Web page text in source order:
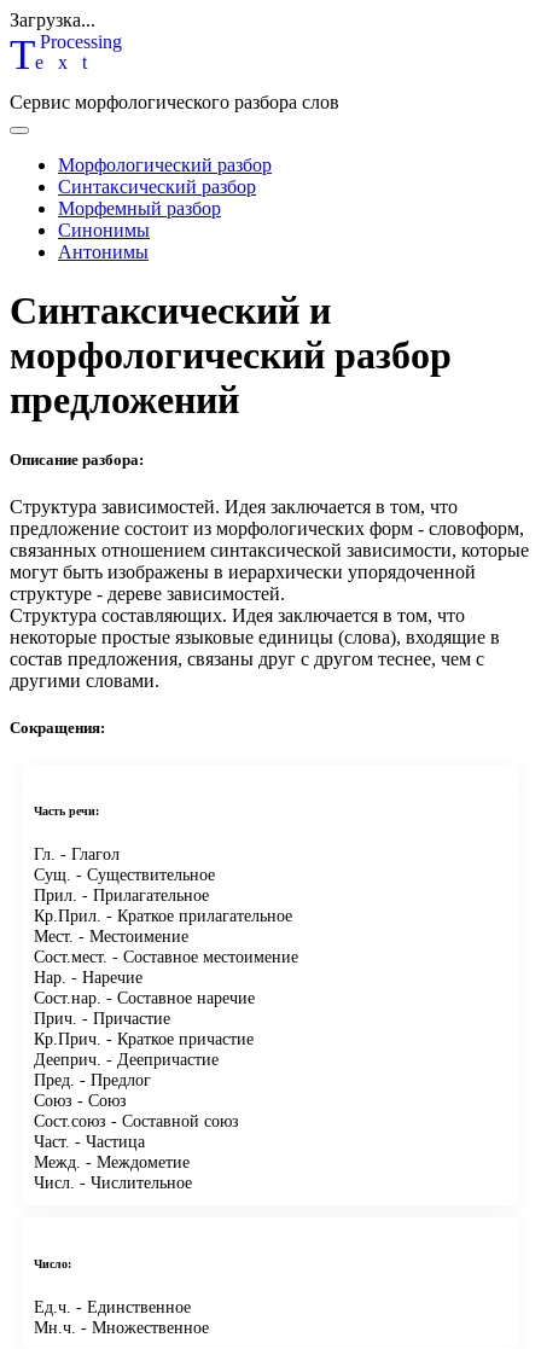
Загрузка...
Text
Processing
Сервис морфологического разбора слов
Морфологический разбор
Синтаксический разбор
Морфемный разбор
Синонимы
Антонимы
Синтаксический и
морфологический разбор
предложений
Описание разбора:
Структура зависимостей. Идея заключается в том, что
предложение состоит из морфологических форм - словоформ,
связанных отношением синтаксической зависимости, которые
могут быть изображены в иерархически упорядоченной
структуре - дереве зависимостей.
Структура составляющих. Идея заключается в том, что
некоторые простые языковые единицы (слова), входящие в
состав предложения, связаны друг с другом теснее, чем с
другими словами.
Сокращения:
Часть речи:
Гл. - Глагол
Сущ. - Существительное
Прил. - Прилагательное
Кр.Прил. - Краткое прилагательное
Мест. - Местоимение
Сост.мест. - Составное местоимение
Нар. - Наречие
Сост.нар. - Составное наречие
Прич. - Причастие
Кр.Прич. - Краткое причастие
Дееприч. - Деепричастие
Пред. - Предлог
Союз - Союз
Сост.союз - Составной союз
Част. - Частица
Межд. - Междометие
Числ. - Числительное
Число:
Ед.ч. - Единственное
Мн.ч. - Множественное